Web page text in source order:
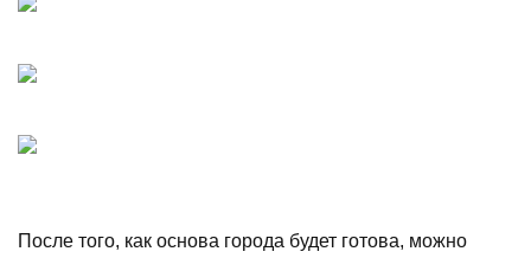
После того, как основа города будет готова, можно